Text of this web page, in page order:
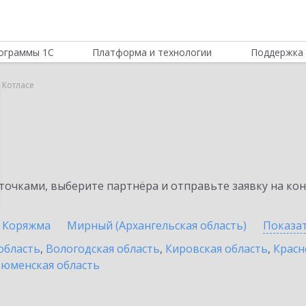
1С Платформа и технологии Поддержка
Котласе
выберите партнёра и отправьте заявку на
Коряжма Мирный (Архангельская область)
, Вологодская область, Кировская область,
область